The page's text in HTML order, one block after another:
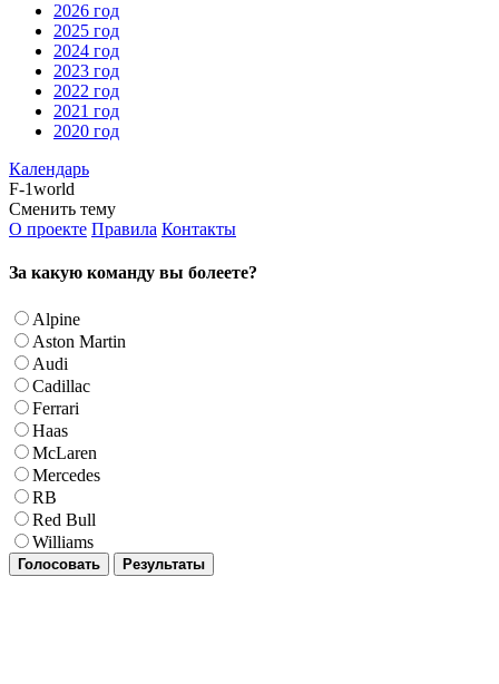
2026 год
2025 год
2024 год
2023 год
2022 год
2021 год
2020 год
Календарь
F-1world
Сменить тему
О проекте Правила Контакты
За какую команду вы болеете?
Alpine
Aston Martin
Audi
Cadillac
Ferrari
Haas
McLaren
Mercedes
RB
Red Bull
Williams
Голосовать Результаты